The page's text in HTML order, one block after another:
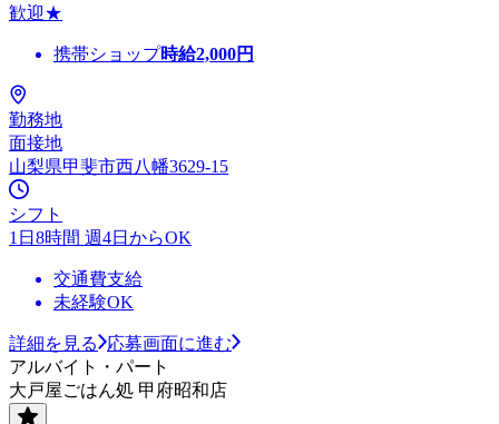
歓迎★
携帯ショップ時給2,000円
勤務地
面接地
山梨県甲斐市西八幡3629-15
シフト
1日8時間 週4日からOK
交通費支給
未経験OK
詳細を見る
応募画面に進む
アルバイト・パート
大戸屋ごはん処 甲府昭和店